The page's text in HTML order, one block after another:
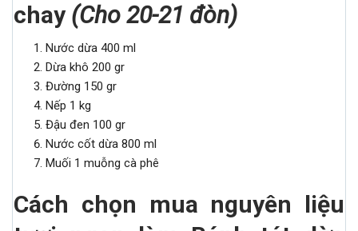
chay (Cho 20-21 đòn)
Nước dừa 400 ml
Dừa khô 200 gr
Đường 150 gr
Nếp 1 kg
Đậu đen 100 gr
Nước cốt dừa 800 ml
Muối 1 muỗng cà phê
Cách chọn mua nguyên liệu